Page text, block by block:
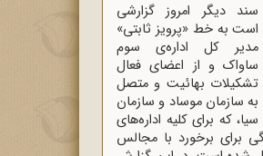
سند دیگر امروز گزارشی
است به خط «پرویز ثابتی»
مدیر کل اداره‌ی سوم
ساواک و از اعضای فعال
تشکیلات بهائیت و متصل
به سازمان موساد و سازمان
سیا، که برای کلیه اداره‌های
برای برخورد با مجالس